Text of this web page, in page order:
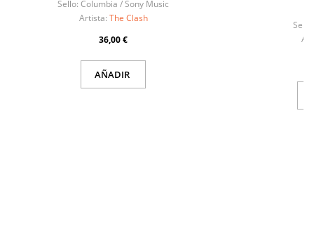
Sello: Columbia ‎/ Sony Music
Artista: The Clash
36,00 €
AÑADIR
Sello: